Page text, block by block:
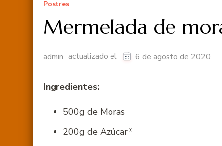
Postres
Mermelada de
admin actualizado el 6 de agosto de 2020
Ingredientes:
500g de Moras
200g de Azúcar*